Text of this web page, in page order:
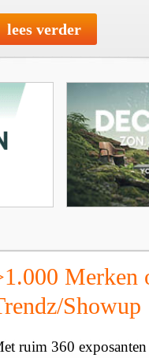
lees verder
Merken
Showup
ruim 360